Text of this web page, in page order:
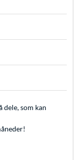
som kan